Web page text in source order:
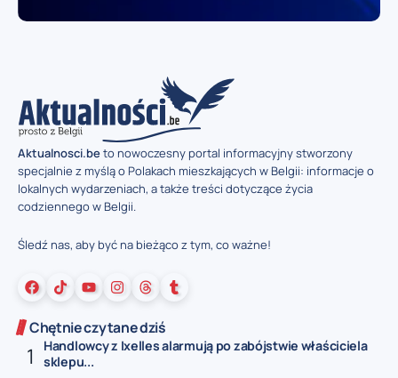
Aktualnosci.beto nowoczesny portal informacyjny stworzony
specjalnie z myślą o Polakach mieszkających w Belgii: informacje o
lokalnych wydarzeniach, a także treści dotyczące życia
codziennego w Belgii.
Śledź nas, aby być na bieżąco z tym, co ważne!
Chętnie czytane dziś
Handlowcy z Ixelles alarmują po zabójstwie właściciela
sklepu...